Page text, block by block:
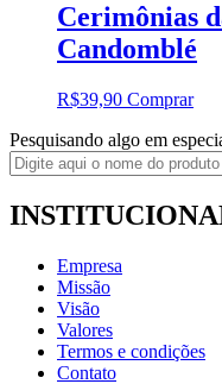
Cerimônias
Candomblé
R$39,90 Comprar
Pesquisando algo em
Empresa
Missão
Visão
Valores
Termos e condições
Contato